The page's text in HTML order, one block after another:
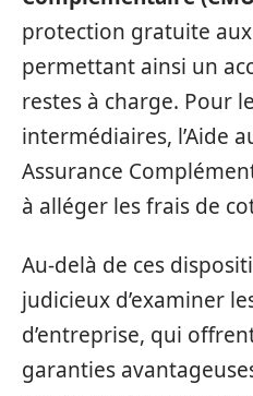
protection gratuite
permettant ainsi un
restes à charge. Pour
intermédiaires, l’Aide
Assurance
à alléger les frais de
Au-delà de ces
judicieux d’examiner
d’entreprise, qui
garanties